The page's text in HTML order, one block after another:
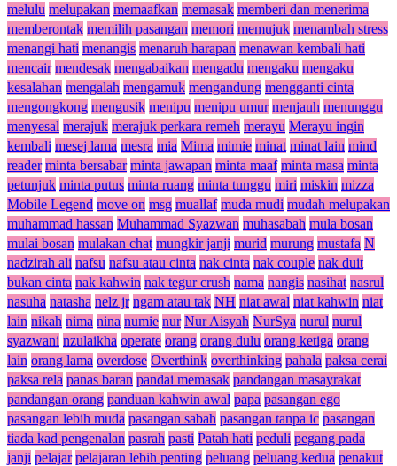
melulu melupakan memaafkan memasak memberi dan menerima
memberontak memilih pasangan memori memujuk menambah stress
menangi hati menangis menaruh harapan menawan kembali hati
mencair mendesak mengabaikan mengadu mengaku mengaku
kesalahan mengalah mengamuk mengandung mengganti cinta
mengongkong mengusik menipu menipu umur menjauh menunggu
menyesal merajuk merajuk perkara remeh merayu Merayu ingin
kembali mesej lama mesra mia Mima mimie minat minat lain mind
reader minta bersabar minta jawapan minta maaf minta masa minta
petunjuk minta putus minta ruang minta tunggu miri miskin mizza
Mobile Legend move on msg muallaf muda mudi mudah melupakan
muhammad hassan Muhammad Syazwan muhasabah mula bosan
mulai bosan mulakan chat mungkir janji murid murung mustafa N
nadzirah ali nafsu nafsu atau cinta nak cinta nak couple nak duit
bukan cinta nak kahwin nak tegur crush nama nangis nasihat nasrul
nasuha natasha nelz jr ngam atau tak NH niat awal niat kahwin niat
lain nikah nima nina numie nur Nur Aisyah NurSya nurul nurul
syazwani nzulaikha operate orang orang dulu orang ketiga orang
lain orang lama overdose Overthink overthinking pahala paksa cerai
paksa rela panas baran pandai memasak pandangan masayrakat
pandangan orang panduan kahwin awal papa pasangan ego
pasangan lebih muda pasangan sabah pasangan tanpa ic pasangan
tiada kad pengenalan pasrah pasti Patah hati peduli pegang pada
janji pelajar pelajaran lebih penting peluang peluang kedua penakut